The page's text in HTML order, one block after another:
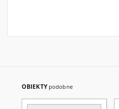
OBIEKTY podobne